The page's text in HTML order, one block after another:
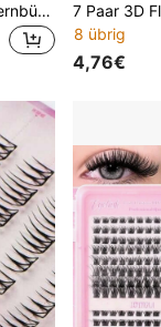
168 Stücke künstliche Wimpernbüschel, 8-16 mm lange dicke Einzelbüschel-Wimpern, DIY Cartoon-Stil Wimpern-Extensions, Nerzfell-Streifen dicke Wimpern, wiederverwendbare Wimpernbüschel, DIY dicke Einzelbüschel-Wimpern
8 übrig
4,76€